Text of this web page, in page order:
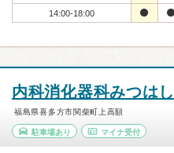
14:00-18:00
内科消化器科みつは
福島県喜多方市関柴町上高額
駐車場あり マイナ受付